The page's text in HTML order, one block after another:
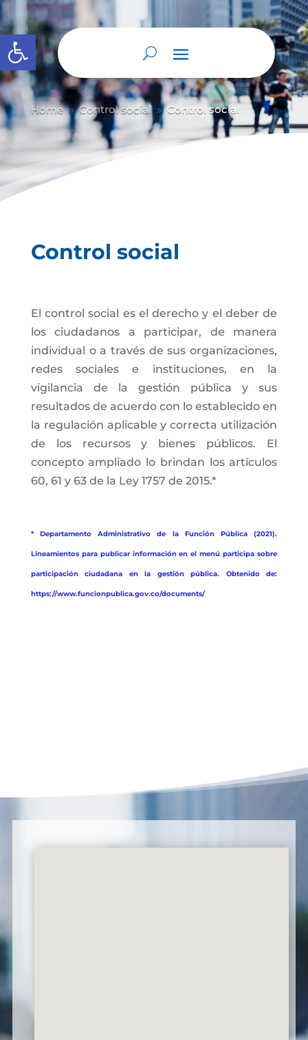
Abrir barra de herramientas
Home 9 Control social 9 Control social
Control social
El control social es el derecho y el deber de
los ciudadanos a participar, de manera
individual o a través de sus organizaciones,
redes sociales e instituciones, en la
vigilancia de la gestión pública y sus
resultados de acuerdo con lo establecido en
la regulación aplicable y correcta utilización
de los recursos y bienes públicos. El
concepto ampliado lo brindan los artículos
60, 61 y 63 de la Ley 1757 de 2015.*
* Departamento Administrativo de la Función Pública (2021).
Lineamientos para publicar información en el menú participa sobre
participación ciudadana en la gestión pública. Obtenido de:
https://www.funcionpublica.gov.co/documents/